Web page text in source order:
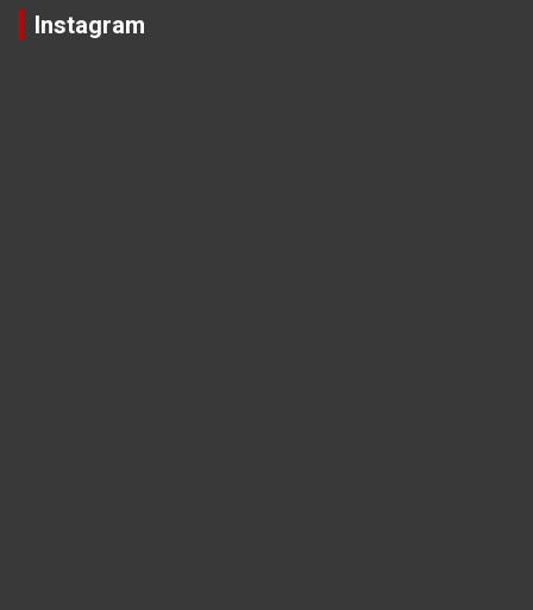
Instagram